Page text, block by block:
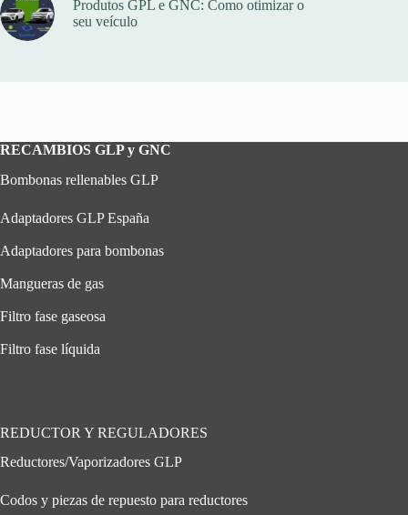
Produtos GPL e GNC: Como otimizar o
seu veículo
RECAMBIOS GLP y GNC
Bombonas rellenables GLP
Adaptadores GLP España
Adaptadores para bombonas
Mangueras de gas
Filtro fase gaseosa
Filtro fase líquida
REDUCTOR Y REGULADORES
Reductores/Vaporizadores GLP
Codos y piezas de repuesto para reductores